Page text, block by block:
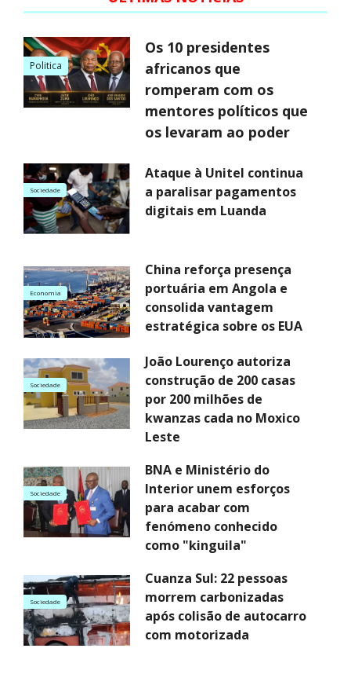
Politica
Os 10 presidentes
africanos que
romperam com os
mentores políticos que
os levaram ao poder
Sociedade
Ataque à Unitel continua
a paralisar pagamentos
digitais em Luanda
Economia
China reforça presença
portuária em Angola e
consolida vantagem
estratégica sobre os EUA
Sociedade
João Lourenço autoriza
construção de 200 casas
por 200 milhões de
kwanzas cada no Moxico
Leste
Sociedade
BNA e Ministério do
Interior unem esforços
para acabar com
fenómeno conhecido
como "kinguila"
Sociedade
Cuanza Sul: 22 pessoas
morrem carbonizadas
após colisão de autocarro
com motorizada